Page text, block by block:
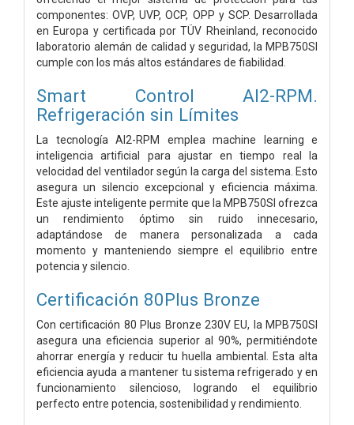
componentes: OVP, UVP, OCP, OPP y SCP. Desarrollada
en Europa y certificada por TÜV Rheinland, reconocido
laboratorio alemán de calidad y seguridad, la MPB750SI
cumple con los más altos estándares de fiabilidad.
Smart Control AI2-RPM.
Refrigeración sin Límites
La tecnología AI2-RPM emplea machine learning e
inteligencia artificial para ajustar en tiempo real la
velocidad del ventilador según la carga del sistema. Esto
asegura un silencio excepcional y eficiencia máxima.
Este ajuste inteligente permite que la MPB750SI ofrezca
un rendimiento óptimo sin ruido innecesario,
adaptándose de manera personalizada a cada
momento y manteniendo siempre el equilibrio entre
potencia y silencio.
Certificación 80Plus Bronze
Con certificación 80 Plus Bronze 230V EU, la MPB750SI
asegura una eficiencia superior al 90%, permitiéndote
ahorrar energía y reducir tu huella ambiental. Esta alta
eficiencia ayuda a mantener tu sistema refrigerado y en
funcionamiento silencioso, logrando el equilibrio
perfecto entre potencia, sostenibilidad y rendimiento.